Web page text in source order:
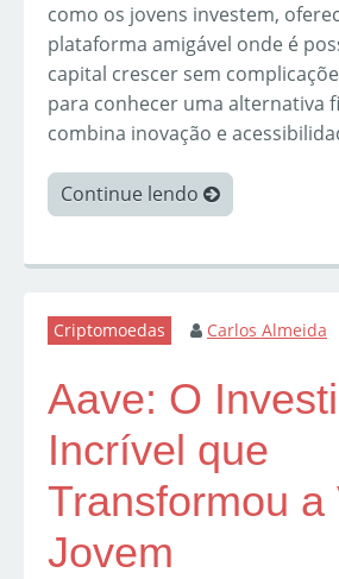
como os jovens investem,
plataforma amigável onde é
capital crescer sem
para conhecer uma alternativa
combina inovação e
Continue lendo
Criptomoedas Carlos Almeida
Aave: O
Incrível que
Transformou a
Jovem